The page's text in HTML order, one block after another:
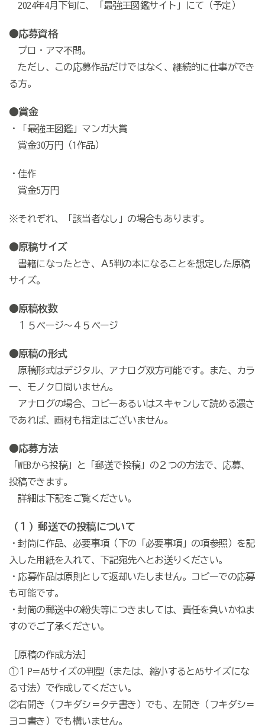
2024年4月下旬に、「最強王図鑑サイト」にて（予定）
●応募資格
プロ・アマ不問。
ただし、この応募作品だけではなく、継続的に仕事ができ
る方。
●賞金
・「最強王図鑑」マンガ大賞
賞金30万円（1作品）
・佳作
賞金5万円
※それぞれ、「該当者なし」の場合もあります。
●原稿サイズ
書籍になったとき、Ａ5判の本になることを想定した原稿
サイズ。
●原稿枚数
１５ページ～４５ページ
●原稿の形式
原稿形式はデジタル、アナログ双方可能です。また、カラ
ー、モノクロ問いません。
アナログの場合、コピーあるいはスキャンして読める濃さ
であれば、画材も指定はございません。
●応募方法
「WEBから投稿」と「郵送で投稿」の２つの方法で、応募、
投稿できます。
詳細は下記をご覧ください。
（１）郵送での投稿について
・封筒に作品、必要事項（下の「必要事項」の項参照）を記
入した用紙を入れて、下記宛先へとお送りください。
・応募作品は原則として返却いたしません。コピーでの応募
も可能です。
・封筒の郵送中の紛失等につきましては、責任を負いかねま
すのでご了承ください。
［原稿の作成方法］
①１P＝A5サイズの判型（または、縮小するとA5サイズにな
る寸法）で作成してください。
②右開き（フキダシ＝タテ書き）でも、左開き（フキダシ＝
ヨコ書き）でも構いません。